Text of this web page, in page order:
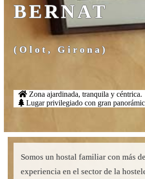
BERNAT
(Olot, Girona)
Zona ajardinada, tranquila y céntrica.
Lugar privilegiado con gran
Somos un hostal familiar con más
experiencia en el sector de la